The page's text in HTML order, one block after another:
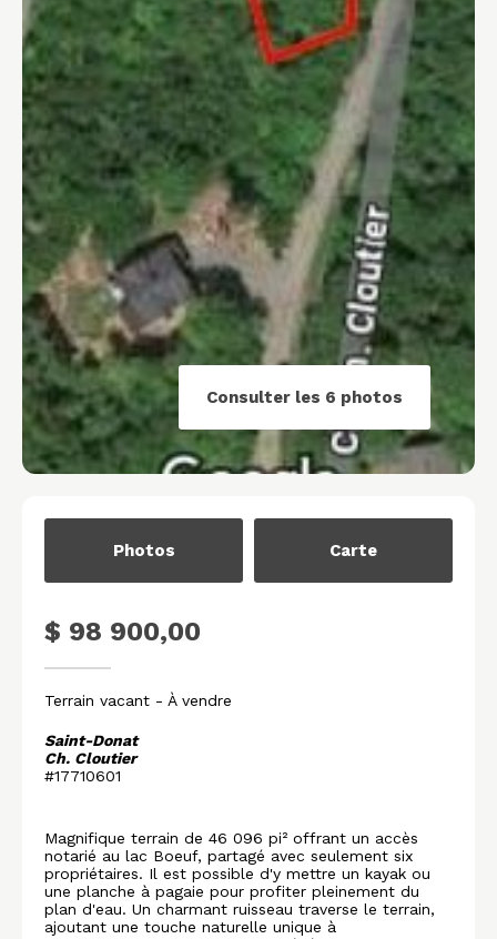
Consulter les 6 photos
Photos Carte
$ 98 900,00
Terrain vacant - À vendre
Saint-Donat
Ch. Cloutier
#17710601
Magnifique terrain de 46 096 pi² offrant un accès
notarié au lac Boeuf, partagé avec seulement six
propriétaires. Il est possible d'y mettre un kayak ou
une planche à pagaie pour profiter pleinement du
plan d'eau. Un charmant ruisseau traverse le terrain,
ajoutant une touche naturelle unique à